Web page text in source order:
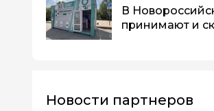
В
принимают и
Новости партнеров